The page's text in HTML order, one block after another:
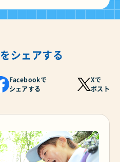
をシェアする
Facebookで
シェアする
Xで
ポスト